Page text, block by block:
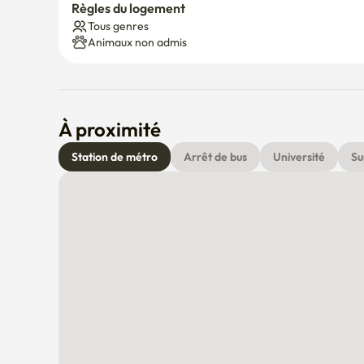
Règles du logement
Tous genres
Animaux non admis
À proximité
Station de métro Arrêt de bus Université